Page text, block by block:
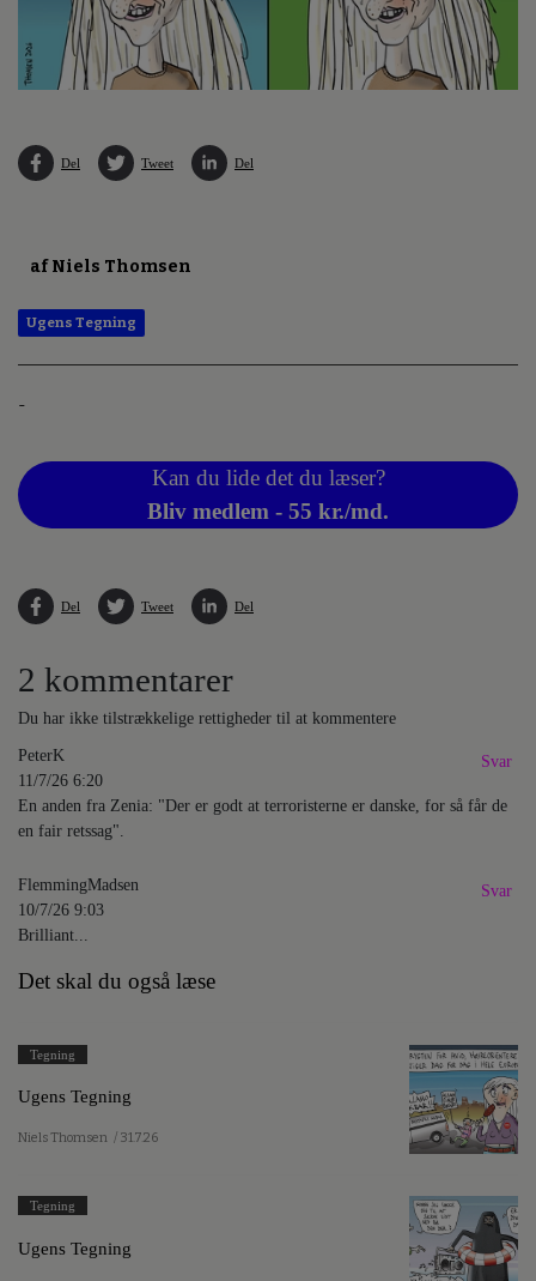
Del Tweet Del
af Niels Thomsen
Ugens Tegning
-
Kan du lide det du læser?
Bliv medlem - 55 kr./md.
Del Tweet Del
2 kommentarer
Du har ikke tilstrækkelige rettigheder til at kommentere
PeterK
11/7/26 6:20
En anden fra Zenia: "Der er godt at terroristerne er danske, for så får de
en fair retssag".
Svar
FlemmingMadsen
10/7/26 9:03
Brilliant...
Svar
Det skal du også læse
Tegning
Ugens Tegning
Niels Thomsen / 31.7.26
Tegning
Ugens Tegning